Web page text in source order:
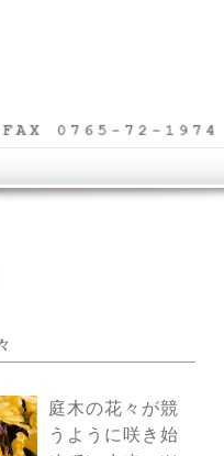
庭木の花々が競
うように咲き始